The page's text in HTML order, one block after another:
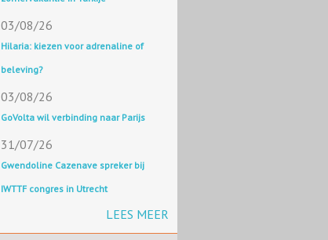
03/08/26
Hilaria: kiezen voor adrenaline of
beleving?
03/08/26
GoVolta wil verbinding naar Parijs
31/07/26
Gwendoline Cazenave spreker bij
IWTTF congres in Utrecht
LEES MEER